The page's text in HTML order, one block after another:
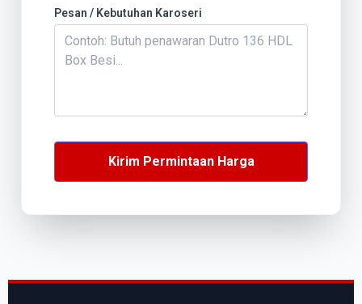
Pesan / Kebutuhan Karoseri
Kirim Permintaan Harga